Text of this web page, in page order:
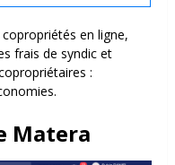
en ligne,
frais de syndic et
:
Matera